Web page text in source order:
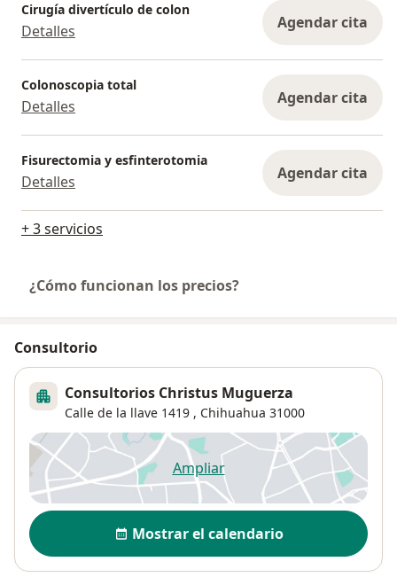
Cirugía divertículo de colon
Detalles Agendar cita
Colonoscopia total
Detalles Agendar cita
Fisurectomia y esfinterotomia
Detalles Agendar cita
+ 3 servicios
¿Cómo funcionan los precios?
Consultorio
Consultorios Christus Muguerza
Calle de la llave 1419 , Chihuahua 31000
Ampliarse abre en una nueva
Disponibilidad
Mostrar el calendario